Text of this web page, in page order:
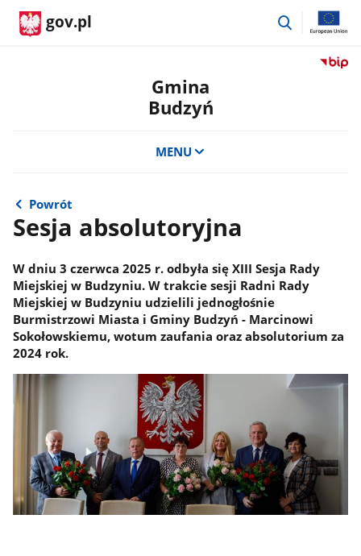
gov.pl
przejdź
Przejdź
Gmina
Budzyń
MENU
Powrót
Sesja absolutoryjna
W dniu 3 czerwca 2025 r. odbyła się XIII Sesja Rady
Miejskiej w Budzyniu. W trakcie sesji Radni Rady
Miejskiej w Budzyniu udzielili jednogłośnie
Burmistrzowi Miasta i Gminy Budzyń - Marcinowi
Sokołowskiemu, wotum zaufania oraz absolutorium za
2024 rok.